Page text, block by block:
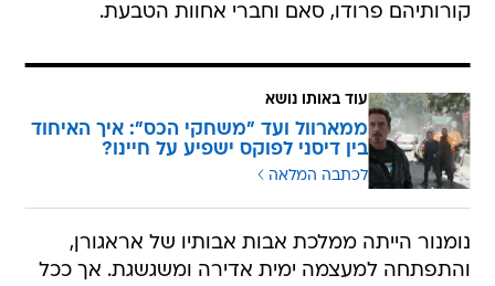
קורותיהם פרודו, סאם וחברי אחוות הטבעת.
עוד באותו נושא
ממארוול ועד "משחקי הכס": איך האיחוד
בין דיסני לפוקס ישפיע על חיינו?
לכתבה המלאה
נומנור הייתה ממלכת אבות אבותיו של אראגורן,
והתפתחה למעצמה ימית אדירה ומשגשגת. אך ככל